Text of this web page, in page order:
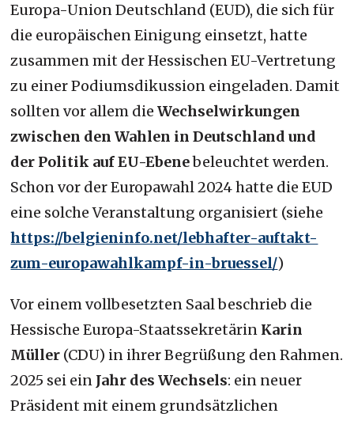
Europa-Union Deutschland (EUD), die sich für
die europäischen Einigung einsetzt, hatte
zusammen mit der Hessischen EU-Vertretung
zu einer Podiumsdikussion eingeladen. Damit
sollten vor allem dieWechselwirkungen
zwischen den Wahlen in Deutschland und
der Politik auf EU-Ebenebeleuchtet werden.
Schon vor der Europawahl 2024 hatte die EUD
eine solche Veranstaltung organisiert (siehe
https://belgieninfo.net/lebhafter-auftakt-
zum-europawahlkampf-in-bruessel/)
Vor einem vollbesetzten Saal beschrieb die
Hessische Europa-Staatssekretärin Karin
Müller (CDU) in ihrer Begrüßung den Rahmen.
2025 sei ein Jahr des Wechsels: ein neuer
Präsident mit einem grundsätzlichen